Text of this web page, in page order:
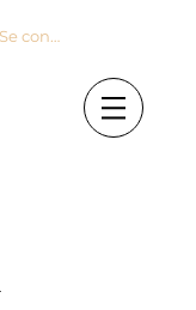
Se connecter